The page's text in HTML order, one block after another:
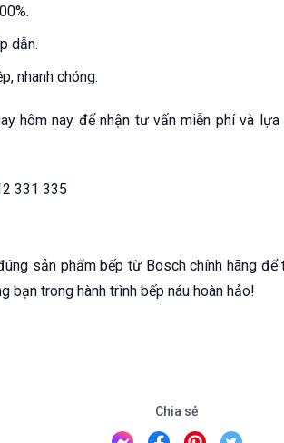
dẫn.
nhanh chóng.
hôm nay để nhận tư vấn miễn phí và
331 335
sản phẩm bếp từ Bosch chính hãng
bạn trong hành trình bếp náu hoàn hảo!
Chia sẻ